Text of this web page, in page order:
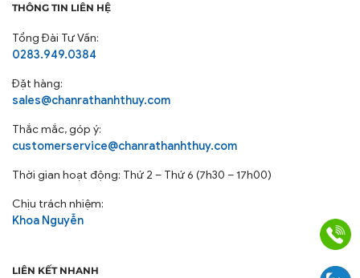
THÔNG TIN LIÊN HỆ
Tổng Đài Tư Vấn:
0283.949.0384
Đặt hàng:
sales@chanrathanhthuy.com
Thắc mắc, góp ý:
customerservice@chanrathanhthuy.com
Thời gian hoạt động: Thứ 2 – Thứ 6 (7h30 – 17h00)
Chịu trách nhiệm:
Khoa Nguyễn
LIÊN KẾT NHANH